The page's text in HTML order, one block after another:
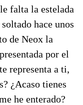
falta la estelada
hace unos
de Neox la
por el
representa a ti,
¿Acaso tienes
he enterado?